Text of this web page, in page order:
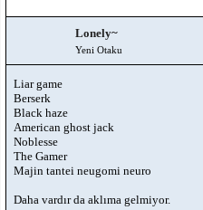
Lonely~
Yeni Otaku
Liar game
Berserk
Black haze
American ghost jack
Noblesse
The Gamer
Majin tantei neugomi neuro
Daha vardır da aklıma gelmiyor.